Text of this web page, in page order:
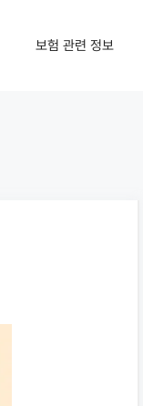
보험 관련 정보